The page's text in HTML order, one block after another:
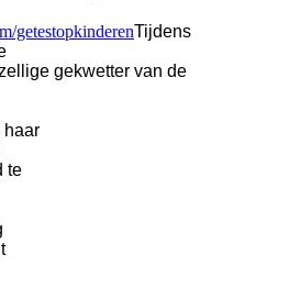
getestopkinderenTijdens
gekwetter van de
haar
te